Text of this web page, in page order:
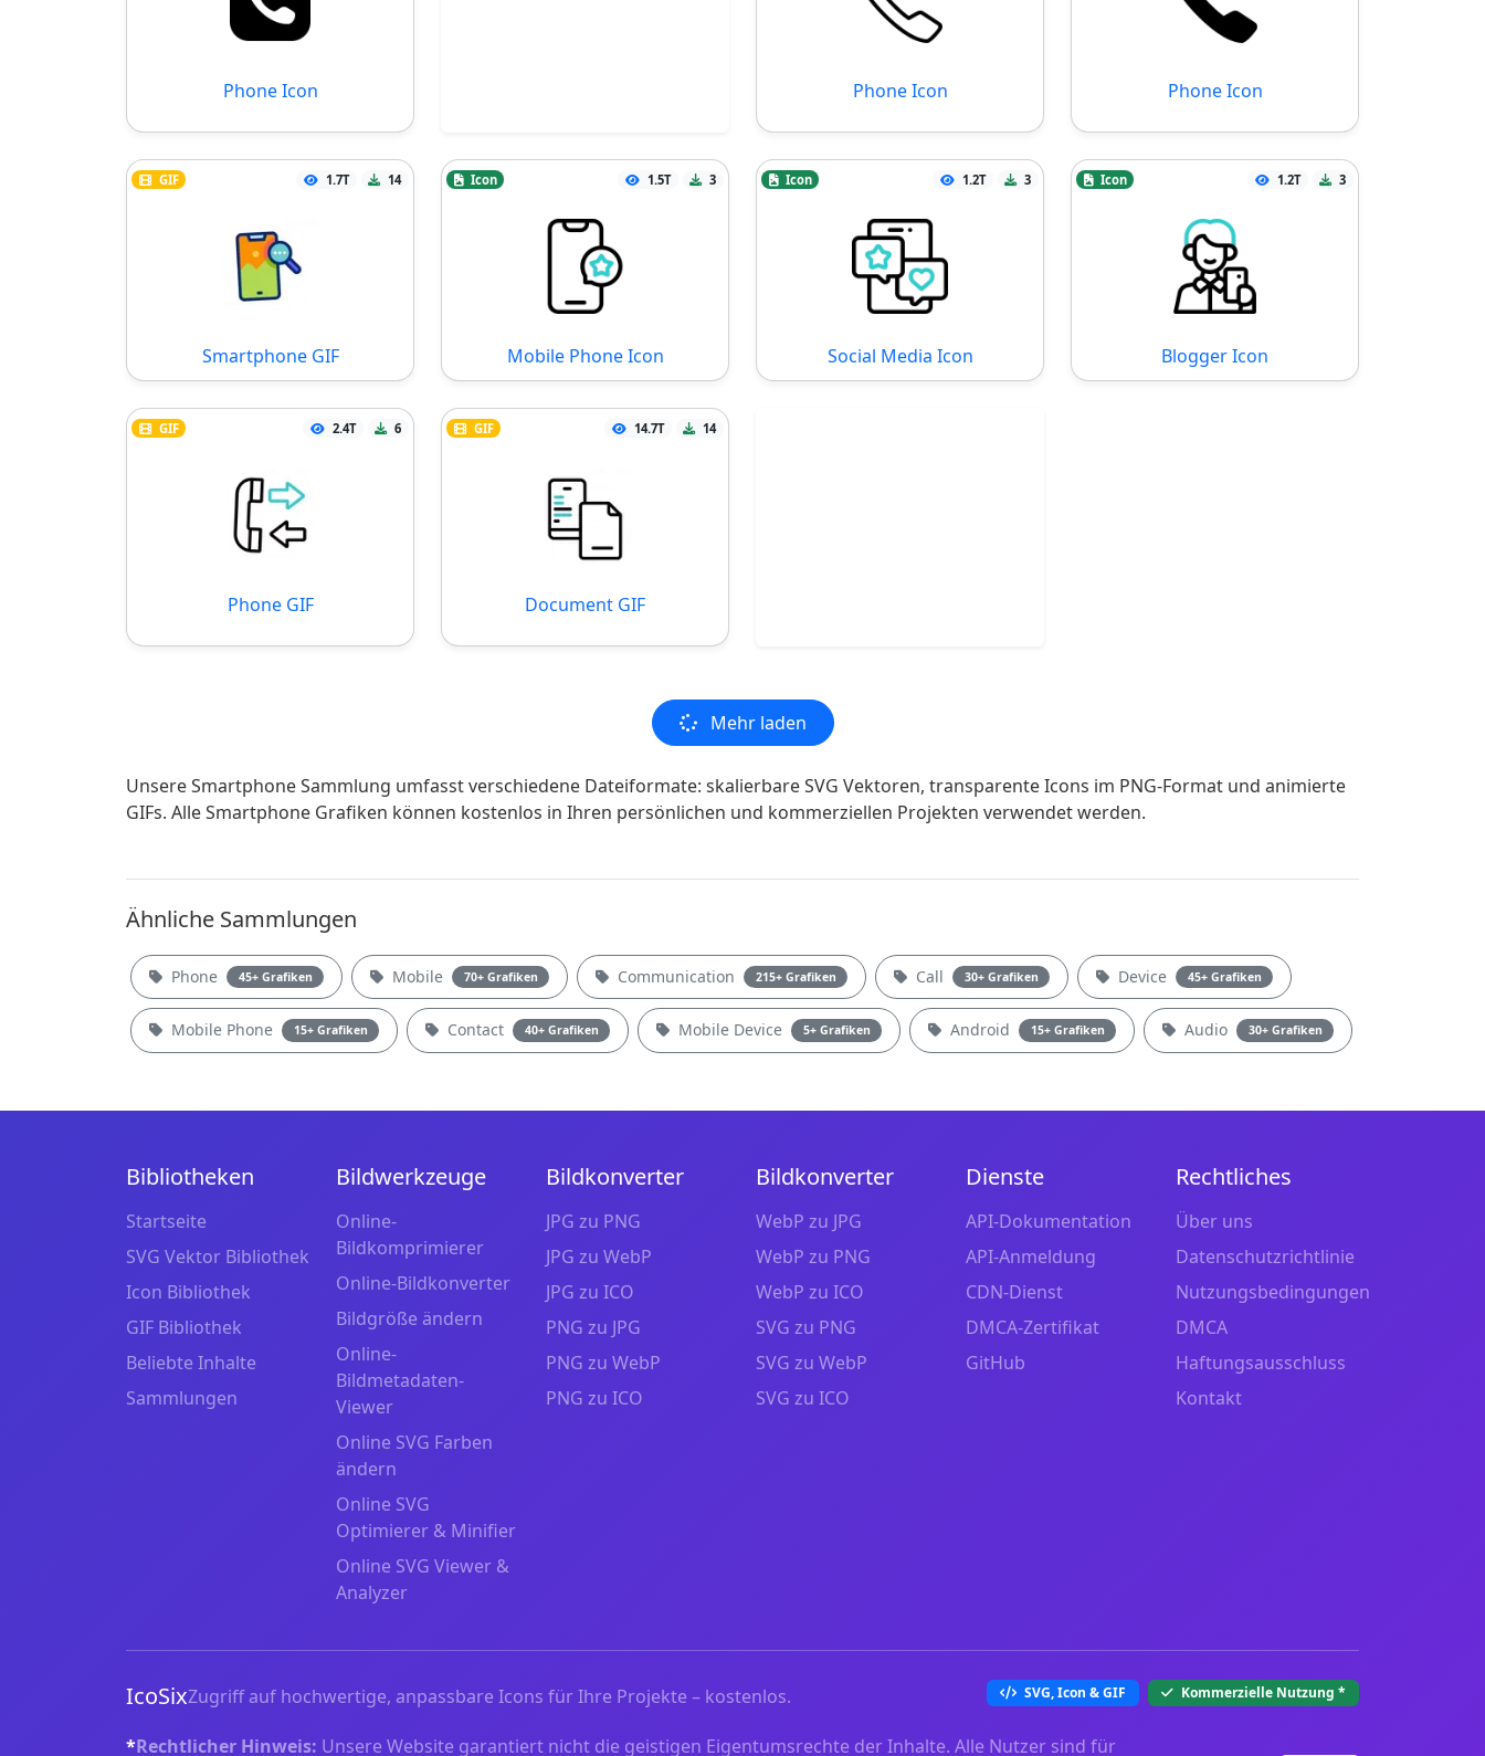
Phone Icon Phone Icon Phone Icon
GIF 1.7T 14
Smartphone GIF
Icon 1.5T 3
Mobile Phone Icon
Icon 1.2T 3
Social Media Icon
Icon 1.2T 3
Blogger Icon
GIF 2.4T 6
Phone GIF
GIF 14.7T 14
Document GIF
Mehr laden
Unsere Smartphone Sammlung umfasst verschiedene Dateiformate: skalierbare SVG Vektoren, transparente Icons im PNG-Format und animierte
GIFs. Alle Smartphone Grafiken können kostenlos in Ihren persönlichen und kommerziellen Projekten verwendet werden.
Ähnliche Sammlungen
Phone 45+ Grafiken Mobile 70+ Grafiken Communication 215+ Grafiken Call 30+ Grafiken Device 45+ Grafiken
Mobile Phone 15+ Grafiken Contact 40+ Grafiken Mobile Device 5+ Grafiken Android 15+ Grafiken Audio 30+ Grafiken
Bibliotheken
Startseite
SVG Vektor Bibliothek
Icon Bibliothek
GIF Bibliothek
Beliebte Inhalte
Sammlungen
Bildwerkzeuge
Online-
Bildkomprimierer
Online-Bildkonverter
Bildgröße ändern
Online-
Bildmetadaten-
Viewer
Online SVG Farben
ändern
Online SVG
Optimierer & Minifier
Online SVG Viewer &
Analyzer
Bildkonverter
JPG zu PNG
JPG zu WebP
JPG zu ICO
PNG zu JPG
PNG zu WebP
PNG zu ICO
Bildkonverter
WebP zu JPG
WebP zu PNG
WebP zu ICO
SVG zu PNG
SVG zu WebP
SVG zu ICO
Dienste
API-Dokumentation
API-Anmeldung
CDN-Dienst
DMCA-Zertifikat
GitHub
Rechtliches
Über uns
Datenschutzrichtlinie
Nutzungsbedingungen
DMCA
Haftungsausschluss
Kontakt
IcoSixZugriff auf hochwertige, anpassbare Icons für Ihre Projekte – kostenlos. SVG, Icon & GIF Kommerzielle Nutzung *
*Rechtlicher Hinweis: Unsere Website garantiert nicht die geistigen Eigentumsrechte der Inhalte. Alle Nutzer sind für